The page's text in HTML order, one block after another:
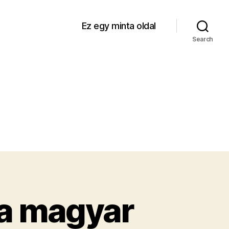
Ez egy minta oldal
Search
magyar